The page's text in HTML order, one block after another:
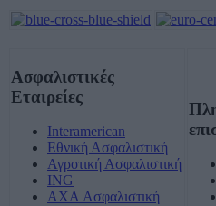
Ασφαλιστικές
Εταιρείες
Interamerican
Εθνική Ασφαλιστική
Αγροτική Ασφαλιστική
ING
AXA Ασφαλιστική